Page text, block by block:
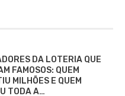
DA LOTERIA QUE
FAMOSOS: QUEM
MILHÕES E QUEM
TODA A…